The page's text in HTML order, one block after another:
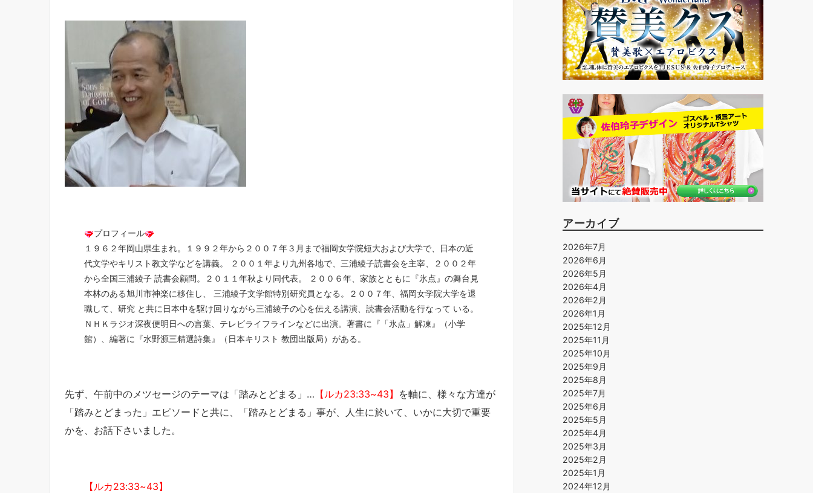
プロフィール
１９６２年岡山県生まれ。１９９２年から２００７年３月まで福岡女学院短大および大学で、日本の近
代文学やキリスト教文学などを講義。 ２００１年より九州各地で、三浦綾子読書会を主宰、２００２年
から全国三浦綾子 読書会顧問。２０１１年秋より同代表。 ２００６年、家族とともに『氷点』の舞台見
本林のある旭川市神楽に移住し、 三浦綾子文学館特別研究員となる。２００７年、福岡女学院大学を退
職して、研究 と共に日本中を駆け回りながら三浦綾子の心を伝える講演、読書会活動を行なって いる。
ＮＨＫラジオ深夜便明日への言葉、テレビライフラインなどに出演。著書に『「氷点」解凍』（小学
館）、編著に『水野源三精選詩集』（日本キリスト 教団出版局）がある。
先ず、午前中のメツセージのテーマは「踏みとどまる」… 【ルカ23:33~43】 を軸に、様々な方達が
「踏みとどまった」エピソードと共に、「踏みとどまる」事が、人生に於いて、いかに大切で重要
かを、お話下さいました。
【ルカ23:33~43】
アーカイブ
2026年7月
2026年6月
2026年5月
2026年4月
2026年2月
2026年1月
2025年12月
2025年11月
2025年10月
2025年9月
2025年8月
2025年7月
2025年6月
2025年5月
2025年4月
2025年3月
2025年2月
2025年1月
2024年12月